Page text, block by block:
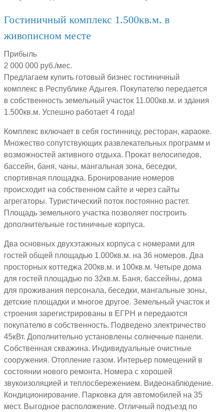
Гостиничный комплекс 1.500кв.м. в
живописном месте
Прибыль
2 000 000 руб./мес.
Предлагаем купить готовый бизнес гостиничный
комплекс в Республике Адыгея. Покупателю передается
в собственность земельный участок 11.000кв.м. и здания
1.500кв.м. Успешно работает 4 года!
Комплекс включает в себя гостинницу, ресторан, караоке.
Множество сопутствующих развлекательных программ и
возможностей активного отдыха. Прокат велосипедов,
бассейн, баня, чаны, мангальная зона, беседки,
спортивная площадка. Бронирование номеров
происходит на собственном сайте и через сайты
агрегаторы. Туристический поток постоянно растет.
Площадь земельного участка позволяет построить
дополнительные гостиничные корпуса.
Два основных двухэтажных корпуса с номерами для
гостей общей площадью 1.000кв.м. на 36 номеров. Два
просторных коттеджа 200кв.м. и 100кв.м. Четыре дома
для гостей площадью по 32кв.м. Баня, бассейны, дома
для проживания персонала, беседки, мангальные зоны,
детские площадки и многое другое. Земельный участок и
строения зарегистрированы в ЕГРН и передаются
покупателю в собственность. Подведено электричество
45кВт. Дополнительно установлены солнечные панели.
Собственная скважина. Индивидуальные очистные
сооружения. Отопление газом. Интерьер помещений в
состоянии нового ремонта. Номера с хорошей
звукоизоляцией и теплосбережением. Видеонаблюдение.
Кондиционирование. Парковка для автомобилей на 35
мест. Выгодное расположение. Отличный подъезд по